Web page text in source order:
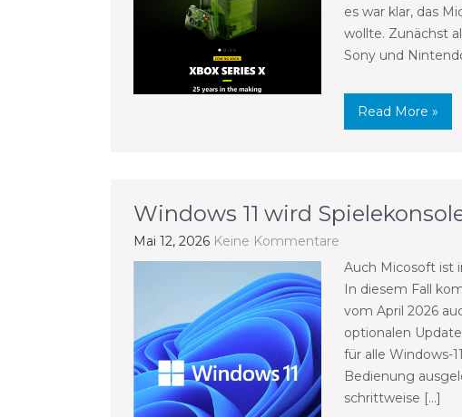
es war klar, das
wollte. Zunächst
Sony und
Read More »
Windows 11 wird
Mai 12, 2026 Keine Kommentare
Auch Micosoft ist
In diesem Fall
vom April 2026
optionalen
für alle Windows-
Bedienung
schrittweise […]